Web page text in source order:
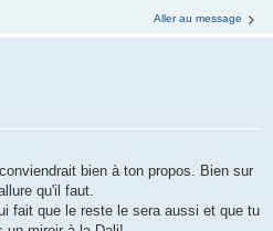
Aller au message
bien à ton propos. Bien sur
qu'il faut.
fait que le reste le sera aussi et que tu